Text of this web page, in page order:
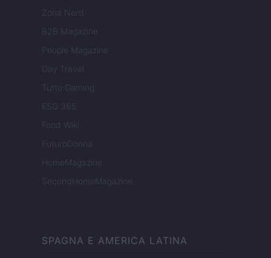
Zona Nerd
B2B Magazine
People Magazine
Day Travel
Tutto Gaming
ESG 365
Food Wiki
FuturoDonna
HomeMagazine
SecondHomeMagazine
SPAGNA E AMERICA LATINA